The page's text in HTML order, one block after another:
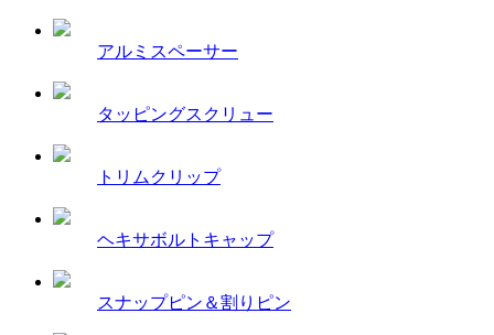
アルミスペーサー
タッピングスクリュー
トリムクリップ
ヘキサボルトキャップ
スナップピン＆割りピン